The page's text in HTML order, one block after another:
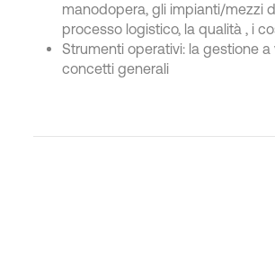
manodopera, gli impianti/mezzi
processo logistico, la qualità , i
Strumenti operativi: la gestione a
concetti generali